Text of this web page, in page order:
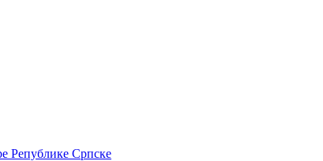
Републике Српске